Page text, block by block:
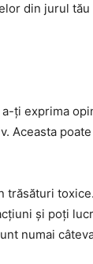
din jurul
ți exprima
Aceasta
și poți
numai